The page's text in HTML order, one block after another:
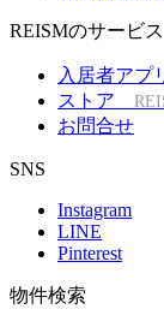
REISMのサービス
入居者ア
ストア
お問合せ
SNS
Instagram
LINE
Pinterest
物件検索